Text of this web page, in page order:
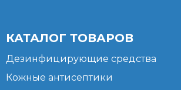
КАТАЛОГ ТОВАРОВ
Дезинфицирующие средства
Кожные антисептики